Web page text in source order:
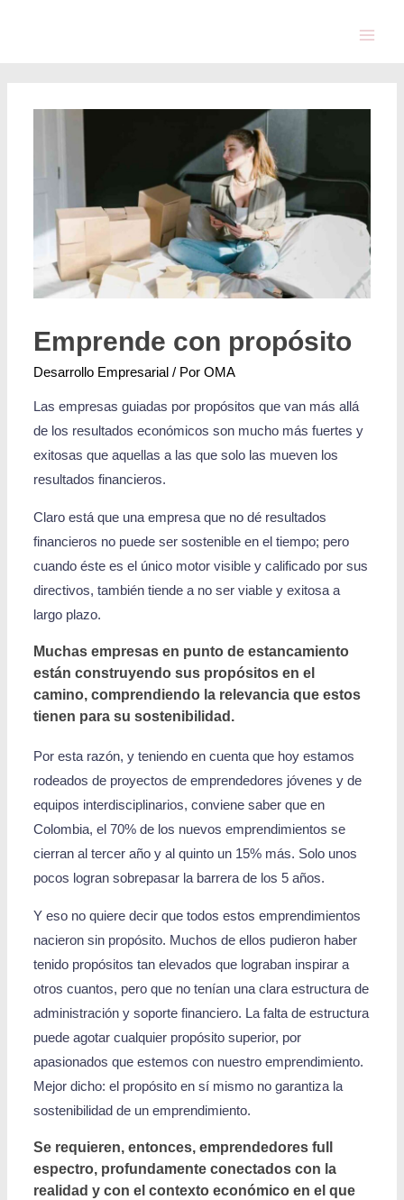
Emprende con propósito
Desarrollo Empresarial / PorOMA
Las empresas guiadas por propósitos que van más allá
de los resultados económicos son mucho más fuertes y
exitosas que aquellas a las que solo las mueven los
resultados financieros.
Claro está que una empresa que no dé resultados
financieros no puede ser sostenible en el tiempo; pero
cuando éste es el único motor visible y calificado por sus
directivos, también tiende a no ser viable y exitosa a
largo plazo.
Muchas empresas en punto de estancamiento
están construyendo sus propósitos en el
camino, comprendiendo la relevancia que estos
tienen para su sostenibilidad.
Por esta razón, y teniendo en cuenta que hoy estamos
rodeados de proyectos de emprendedores jóvenes y de
equipos interdisciplinarios, conviene saber que en
Colombia, el 70% de los nuevos emprendimientos se
cierran al tercer año y al quinto un 15% más. Solo unos
pocos logran sobrepasar la barrera de los 5 años.
Y eso no quiere decir que todos estos emprendimientos
nacieron sin propósito. Muchos de ellos pudieron haber
tenido propósitos tan elevados que lograban inspirar a
otros cuantos, pero que no tenían una clara estructura de
administración y soporte financiero. La falta de estructura
puede agotar cualquier propósito superior, por
apasionados que estemos con nuestro emprendimiento.
Mejor dicho: el propósito en sí mismo no garantiza la
sostenibilidad de un emprendimiento.
Se requieren, entonces, emprendedores full
espectro, profundamente conectados con la
realidad y con el contexto económico en el que